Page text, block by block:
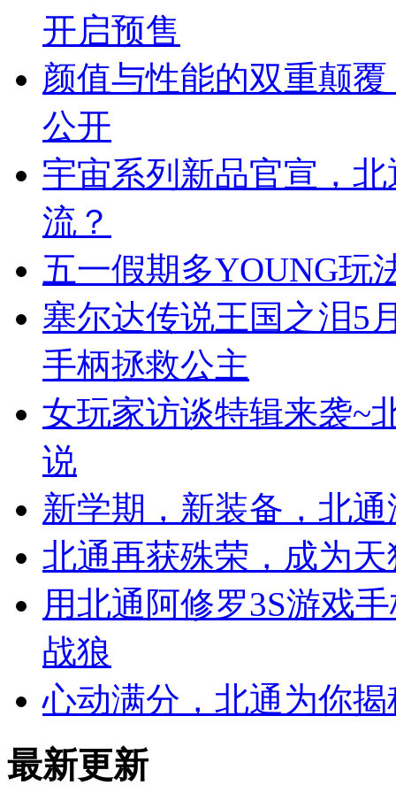
开启预售
颜值与性能的双重颠
公开
宇宙系列新品官宣，
流？
五一假期多YOUNG玩
塞尔达传说王国之泪5
手柄拯救公主
女玩家访谈特辑来袭~
说
新学期，新装备，北
北通再获殊荣，成为天
用北通阿修罗3S游戏
战狼
心动满分，北通为你
最新更新